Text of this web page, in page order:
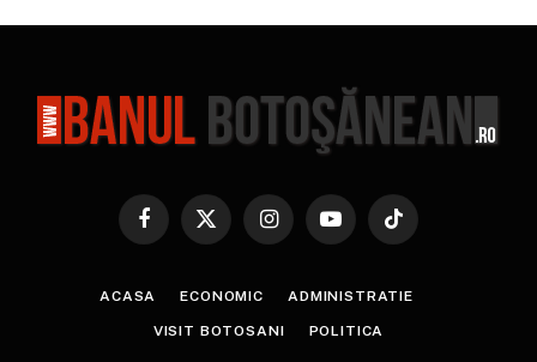
Facebook
X
InstagramYouTubeTikTok
ACASA ECONOMIC ADMINISTRATIE
VISIT BOTOSANI POLITICA